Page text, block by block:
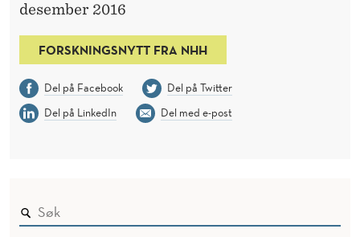
desember 2016
FORSKNINGSNYTT FRA NHH
Del på Facebook
Del på Twitter
Del på LinkedIn
Del med e-post